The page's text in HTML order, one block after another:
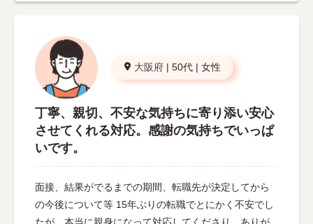
大阪府 | 50代 | 女性
丁寧、親切、不安な気持ちに寄り添い安心
させてくれる対応。感謝の気持ちでいっぱ
いです。
面接、結果がでるまでの期間、転職先が決定してから
の今後について等 15年ぶりの転職でとにかく不安でし
たが、本当に親身になって対応してくださり、ありが